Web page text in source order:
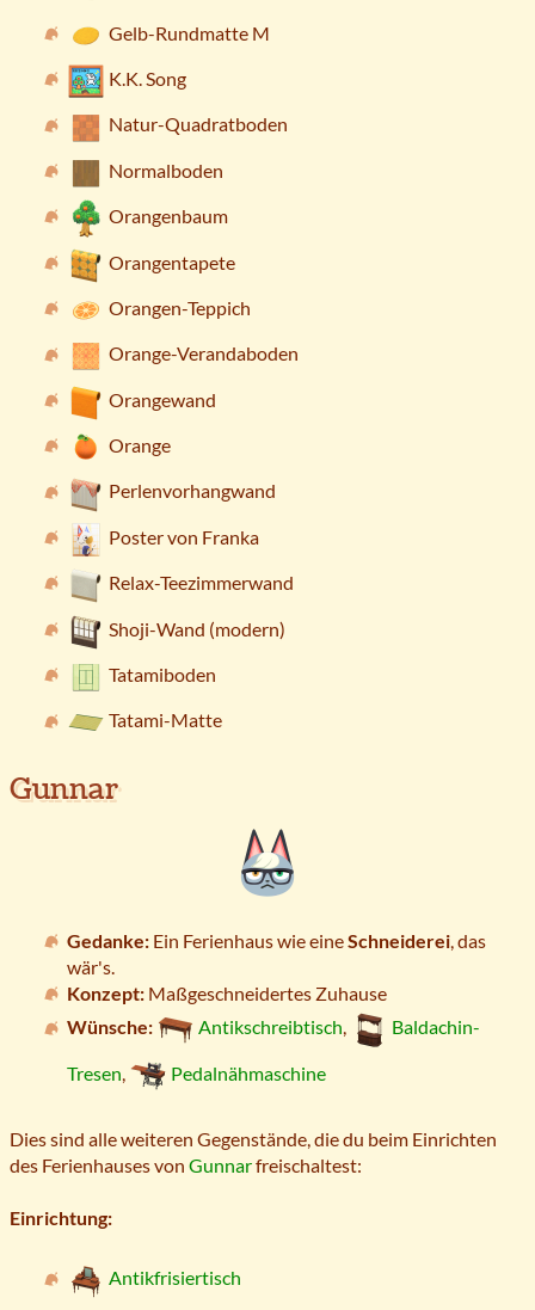
Gelb-Rundmatte M
K.K. Song
Natur-Quadratboden
Normalboden
Orangenbaum
Orangentapete
Orangen-Teppich
Orange-Verandaboden
Orangewand
Orange
Perlenvorhangwand
Poster von Franka
Relax-Teezimmerwand
Shoji-Wand (modern)
Tatamiboden
Tatami-Matte
Gunnar
Gedanke: Ein Ferienhaus wie eineSchneiderei, das
wär's.
Konzept: Maßgeschneidertes Zuhause
Wünsche:
Antikschreibtisch, Baldachin-
Tresen, Pedalnähmaschine
Dies sind alle weiteren Gegenstände, die du beim Einrichten
des Ferienhauses von Gunnarfreischaltest:
Einrichtung:
Antikfrisiertisch